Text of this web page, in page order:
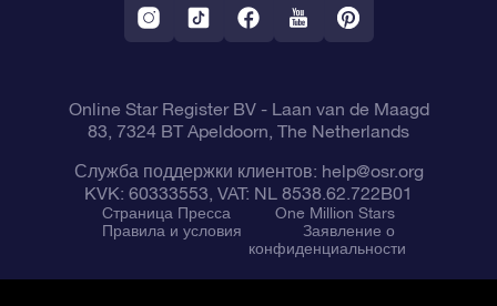
VR-приложение Fly me to the stars
Созвездиях
Online Star Register BV- Laan van de Maagd
83, 7324 BT Apeldoorn, The Netherlands
Служба поддержки клиентов: help@osr.org
KVK: 60333553, VAT: NL 8538.62.722B01
Cтраница Пресса
One Million Stars
Правила и условия
Заявление о
конфиденциальности